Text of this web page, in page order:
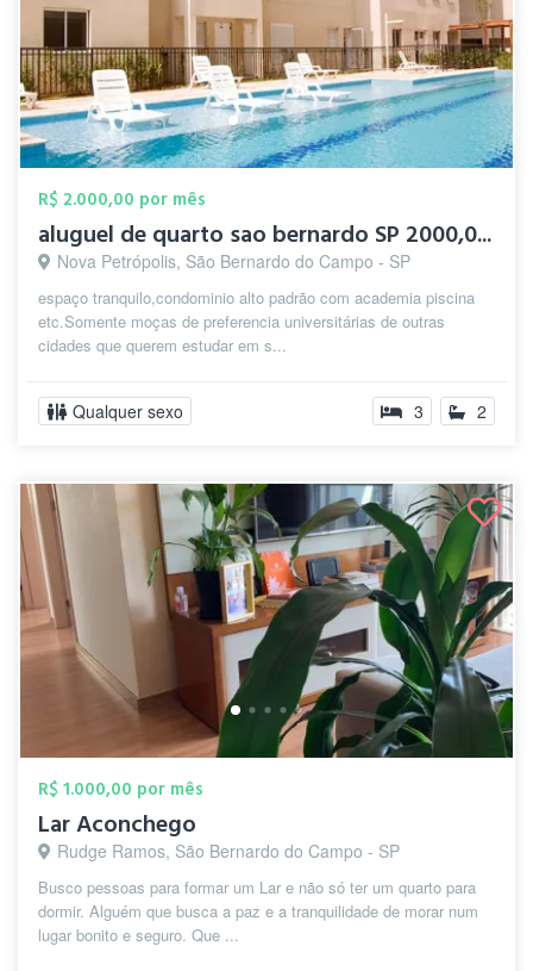
R$ 2.000,00 por mês
aluguel de quarto sao bernardo SP 2000,0...
Nova Petrópolis, São Bernardo do Campo - SP
espaço tranquilo,condominio alto padrão com academia piscina
etc.Somente moças de preferencia universitárias de outras
cidades que querem estudar em s...
Qualquer sexo 3 2
R$ 1.000,00 por mês
Lar Aconchego
Rudge Ramos, São Bernardo do Campo - SP
Busco pessoas para formar um Lar e não só ter um quarto para
dormir. Alguém que busca a paz e a tranquilidade de morar num
lugar bonito e seguro. Que ...